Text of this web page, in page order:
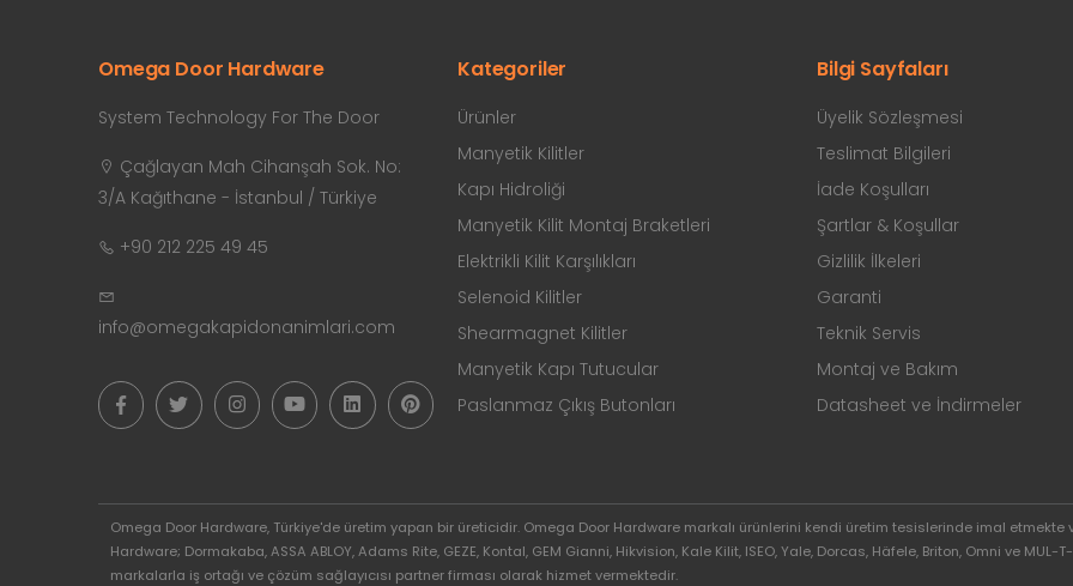
Omega Door Hardware
System Technology For The Door
Çağlayan Mah Cihanşah Sok. No:
3/A Kağıthane - İstanbul / Türkiye
+90 212 225 49 45
info@omegakapidonanimlari.com
Kategoriler
Ürünler
Manyetik Kilitler
Kapı Hidroliği
Manyetik Kilit Montaj Braketleri
Elektrikli Kilit Karşılıkları
Selenoid Kilitler
Shearmagnet Kilitler
Manyetik Kapı Tutucular
Paslanmaz Çıkış Butonları
Bilgi Sayfaları
Üyelik Sözleşmesi
Teslimat Bilgileri
İade Koşulları
Şartlar & Koşullar
Gizlilik İlkeleri
Garanti
Teknik Servis
Montaj ve Bakım
Datasheet ve İndirmeler
Omega Door Hardware, Türkiye'de üretim yapan bir üreticidir. Omega Door Hardware markalı ürünlerini kendi üretim tesislerinde imal
Hardware; Dormakaba, ASSA ABLOY, Adams Rite, GEZE, Kontal, GEM Gianni, Hikvision, Kale Kilit, ISEO, Yale, Dorcas, Häfele, Briton, Omni ve
markalarla iş ortağı ve çözüm sağlayıcısı partner firması olarak hizmet vermektedir.